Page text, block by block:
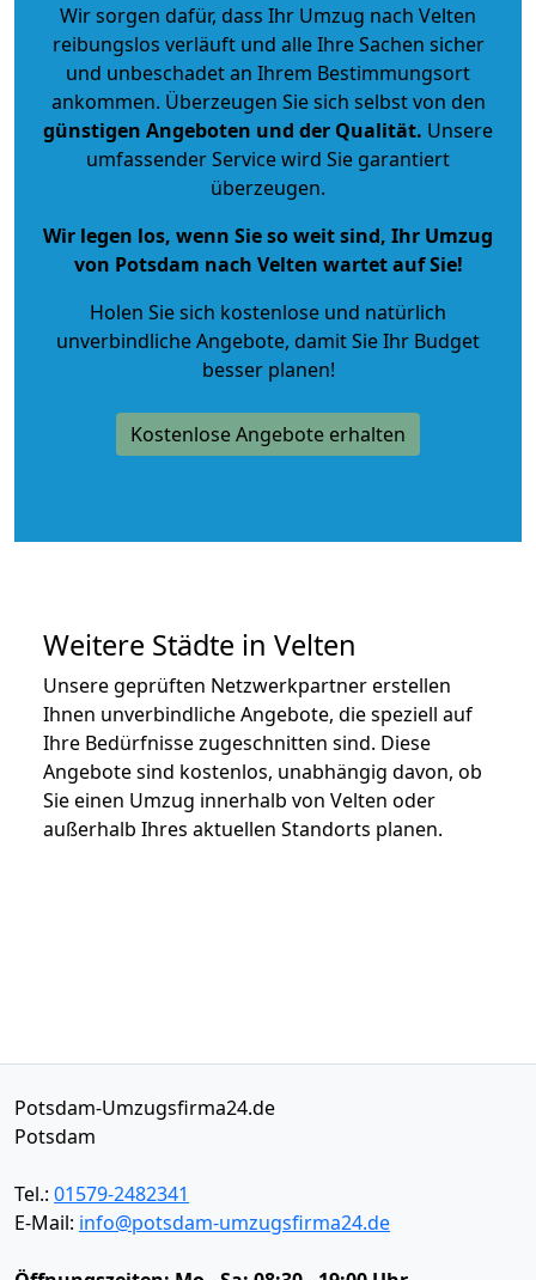
Wir sorgen dafür, dass Ihr Umzug nach Velten
reibungslos verläuft und alle Ihre Sachen sicher
und unbeschadet an Ihrem Bestimmungsort
ankommen. Überzeugen Sie sich selbst von den
günstigen Angeboten und der Qualität. Unsere
umfassender Service wird Sie garantiert
überzeugen.
Wir legen los, wenn Sie so weit sind, Ihr Umzug
von Potsdam nach Velten wartet auf Sie!
Holen Sie sich kostenlose und natürlich
unverbindliche Angebote, damit Sie Ihr Budget
besser planen!
Kostenlose Angebote erhalten
Weitere Städte in Velten
Unsere geprüften Netzwerkpartner erstellen
Ihnen unverbindliche Angebote, die speziell auf
Ihre Bedürfnisse zugeschnitten sind. Diese
Angebote sind kostenlos, unabhängig davon, ob
Sie einen Umzug innerhalb von Velten oder
außerhalb Ihres aktuellen Standorts planen.
Potsdam-Umzugsfirma24.de
Potsdam
Tel.: 01579-2482341
E-Mail: info@potsdam-umzugsfirma24.de